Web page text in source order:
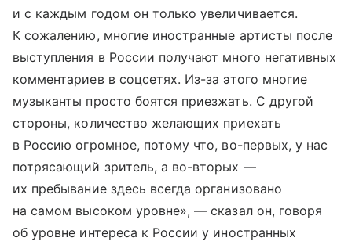
и с каждым годом он только увеличивается.
К сожалению, многие иностранные артисты после
выступления в России получают много негативных
комментариев в соцсетях. Из-за этого многие
музыканты просто боятся приезжать. С другой
стороны, количество желающих приехать
в Россию огромное, потому что, во-первых, у нас
потрясающий зритель, а во-вторых —
их пребывание здесь всегда организовано
на самом высоком уровне», — сказал он, говоря
об уровне интереса к России у иностранных